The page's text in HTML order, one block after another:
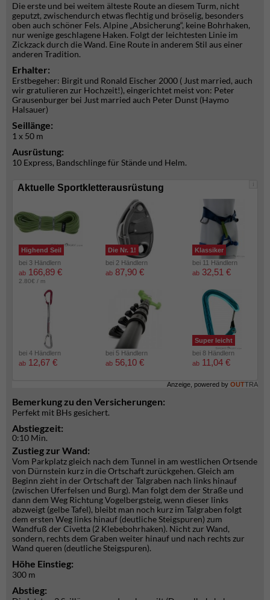
Die erste und bei weitem älteste Route an diesem Turm, nicht
geputzt, zwischendurch etwas flechtig und bröselig, besonders
oben auch schöner Fels. Alpine „Absicherung“, keine Bohrhaken,
nur wenige geschlagene Haken. Folgt der leichtesten Linie im
Zickzack durch die Wand. Eine Route in anderem Stil aus einer
anderen Tradition.
Erhalter:
Erstbegeher: Birgit und Ronald Eischer 2000 ( Just married, auch
wir gratulieren zur Hochzeit!), eingerichtet meist von: Peter
Grausenburger bei Just married auch Peter Dunst (Haymo
Halsauer)
Seillänge:
1 x 50 m
Ausrüstung:
10 Express, Bandschlinge für Stände und Helm.
i
Aktuelle Sportkletterausrüstung
Highend Seil
bei 3 Händlern
ab 166,89 €
2.80€ / m
Die Nr. 1!
bei 2 Händlern
ab 87,90 €
Klassiker
bei 11 Händlern
ab 32,51 €
bei 4 Händlern
ab 12,67 €
bei 5 Händlern
ab 56,10 €
Super leicht
bei 8 Händlern
ab 11,04 €
Anzeige, powered by OUTTRA
Bemerkung zu den Versicherungen:
Perfekt mit BHs gesichert.
Abstiegzeit:
0:10 Min.
Zustieg zur Wand:
Vom Parkplatz gleich nach dem Tunnel in am westlichen Ortsende
von Dürnstein kurz in die Ortschaft zurückgehen. Gleich am
Beginn zieht in der Ortschaft der Talgraben nach links hinauf
(zwischen Uferfelsen und Burg). Man folgt dem der Straße und
dann dem Weg Richtung Vogelbergsteig, wenn dieser links
abzweigt (gelbe Tafel), bleibt man noch kurz im Talgraben folgt
dem ersten Weg links hinauf (deutliche Steigspuren) zum
Wandfuß der Civetta (2 Klebebohrhaken). Nicht zur Wand,
sondern, rechts dem Graben weiter hinauf und nach rechts zur
Wand queren (deutliche Steigspuren).
Höhe Einstieg:
300 m
Abstieg: